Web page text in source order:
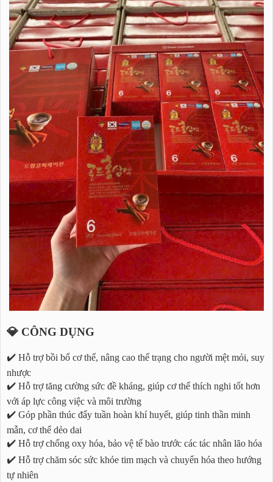
💎 CÔNG DỤNG
✔️ Hỗ trợ bồi bổ cơ thể, nâng cao thể trạng cho người mệt mỏi, suy
nhược
✔️ Hỗ trợ tăng cường sức đề kháng, giúp cơ thể thích nghi tốt hơn
với áp lực công việc và môi trường
✔️ Góp phần thúc đẩy tuần hoàn khí huyết, giúp tinh thần minh
mẫn, cơ thể dẻo dai
✔️ Hỗ trợ chống oxy hóa, bảo vệ tế bào trước các tác nhân lão hóa
✔️ Hỗ trợ chăm sóc sức khỏe tim mạch và chuyển hóa theo hướng
tự nhiên